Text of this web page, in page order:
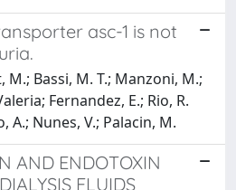
asc-1 is not
M.; Bassi, M. T.; Manzoni, M.;
Fernandez, E.; Rio, R.
A.; Nunes, V.; Palacin, M.
AND ENDOTOXIN
FLUIDS